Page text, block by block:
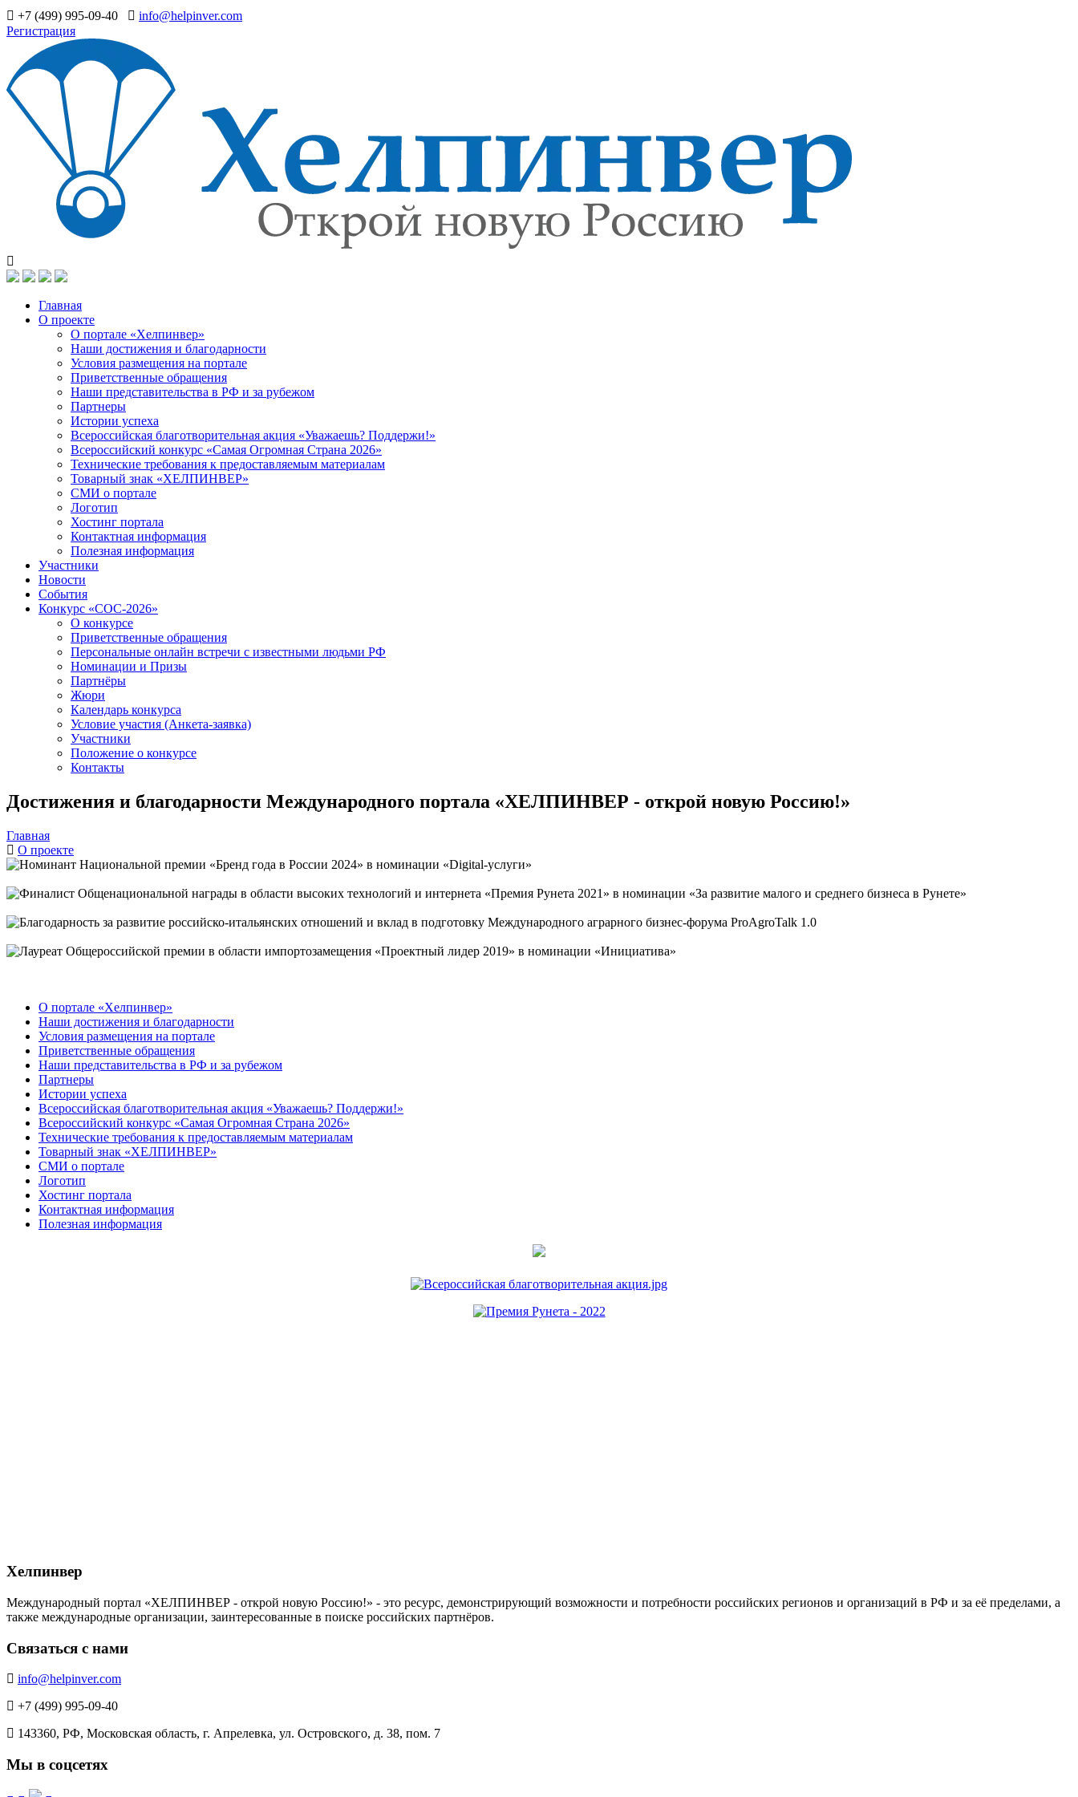
+7 (499) 995-09-40
info@helpinver.com
Регистрация
Главная
О проекте
О портале «Хелпинвер»
Наши достижения и благодарности
Условия размещения на портале
Приветственные обращения
Наши представительства в РФ и за рубежом
Партнеры
Истории успеха
Всероссийская благотворительная акция «Уважаешь? Поддержи!»
Всероссийский конкурс «Самая Огромная Страна 2026»
Технические требования к предоставляемым материалам
Товарный знак «ХЕЛПИНВЕР»
СМИ о портале
Логотип
Хостинг портала
Контактная информация
Полезная информация
Участники
Новости
События
Конкурс «СОС-2026»
О конкурсе
Приветственные обращения
Персональные онлайн встречи с известными людьми РФ
Номинации и Призы
Партнёры
Жюри
Календарь конкурса
Условие участия (Анкета-заявка)
Участники
Положение о конкурсе
Контакты
Достижения и благодарности Международного портала «ХЕЛПИНВЕР - открой новую Россию!»
Главная
О проекте
О портале «Хелпинвер»
Наши достижения и благодарности
Условия размещения на портале
Приветственные обращения
Наши представительства в РФ и за рубежом
Партнеры
Истории успеха
Всероссийская благотворительная акция «Уважаешь? Поддержи!»
Всероссийский конкурс «Самая Огромная Страна 2026»
Технические требования к предоставляемым материалам
Товарный знак «ХЕЛПИНВЕР»
СМИ о портале
Логотип
Хостинг портала
Контактная информация
Полезная информация
Хелпинвер
Международный портал «ХЕЛПИНВЕР - открой новую Россию!» - это ресурс, демонстрирующий возможности и потребности российских регионов и организаций в РФ и за её пределами, а
также международные организации, заинтересованные в поиске российских партнёров.
Связаться с нами
info@helpinver.com
+7 (499) 995-09-40
143360, РФ, Московская область, г. Апрелевка, ул. Островского, д. 38, пом. 7
Мы в соцсетях